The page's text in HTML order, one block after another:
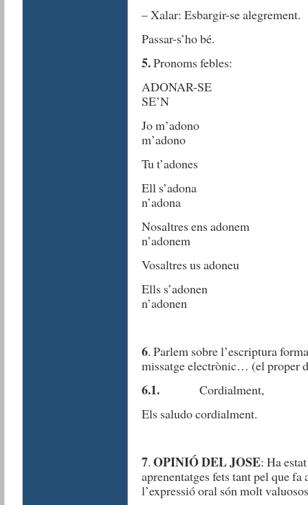
– Xalar: Esbargir-se alegrement.
Passar-s’ho bé.
5.Pronoms febles:
ADONAR-
SE’N
Jo
m’adono
Tu t’adones
Ell
n’adona
Nosaltres ens
n’adonem
Vosaltres us
Ells
n’adonen
6. Parlem sobre l’escriptura
missatge electrònic… (el proper
6.1.
Els saludo cordialment.
7. OPINIÓ DEL JOSE: Ha
aprenentatges fets tant pel que
l’expressió oral són molt